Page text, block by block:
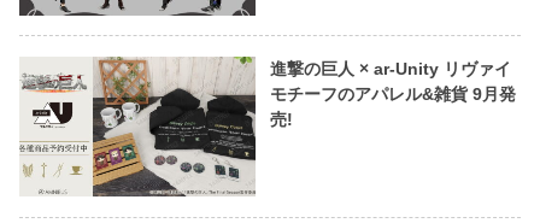
進撃の巨人 × ar-Unity リヴァイ
モチーフのアパレル&雑貨 9月発
売!